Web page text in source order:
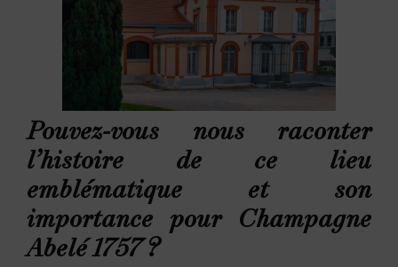
Pouvez-vous nous raconter
l’histoire de ce lieu
emblématique et son
importance pour Champagne
Abelé 1757 ?